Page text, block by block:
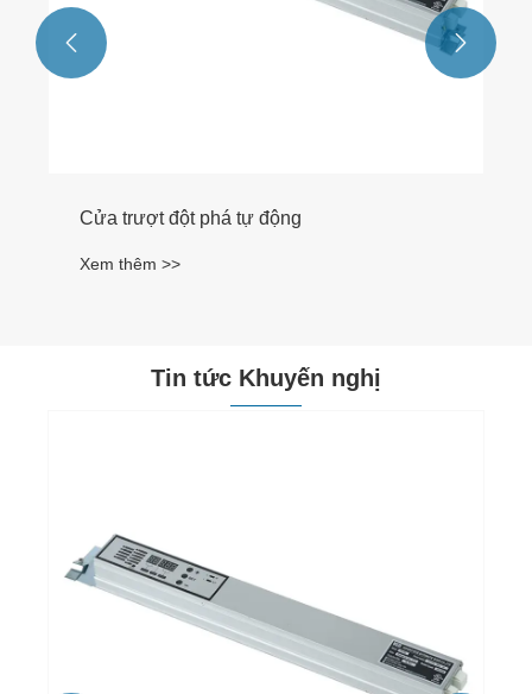
Cửa trượt đột phá tự động
Xem thêm >>
 
Tin tức Khuyến nghị